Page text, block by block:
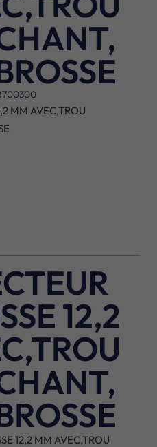
MM AVEC,TROU
12,2
12,2 MM AVEC,TROU